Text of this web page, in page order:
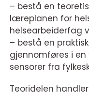
– bestå en
læreplanen for
helsearbeiderfag
– bestå en
gjennomføres i
sensorer fra
Teoridelen